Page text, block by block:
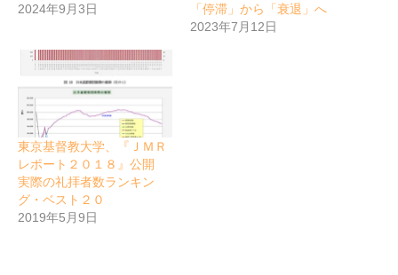
2024年9月3日
「停滞」から「衰退」へ
2023年7月12日
東京基督教大学、『ＪＭＲ
レポート２０１８』公開
実際の礼拝者数ランキン
グ・ベスト２０
2019年5月9日